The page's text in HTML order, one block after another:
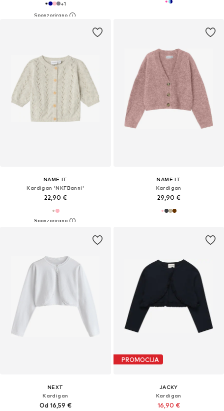
+1
NAME IT
Kardigan 'NKFBanni'
22,90 €
NAME IT
Kardigan
29,90 €
NEXT
Kardigan
Od 16,59 €
PROMOCIJA
JACKY
Kardigan
16,90 €